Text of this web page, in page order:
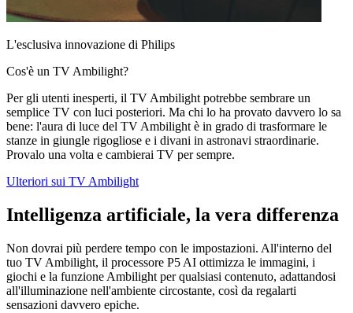
L'esclusiva innovazione di Philips
Cos'è un TV Ambilight?
Per gli utenti inesperti, il TV Ambilight potrebbe sembrare un
semplice TV con luci posteriori. Ma chi lo ha provato davvero lo sa
bene: l'aura di luce del TV Ambilight è in grado di trasformare le
stanze in giungle rigogliose e i divani in astronavi straordinarie.
Provalo una volta e cambierai TV per sempre.
Ulteriori sui TV Ambilight
Intelligenza artificiale, la vera differenza
Non dovrai più perdere tempo con le impostazioni. All'interno del
tuo TV Ambilight, il processore P5 AI ottimizza le immagini, i
giochi e la funzione Ambilight per qualsiasi contenuto, adattandosi
all'illuminazione nell'ambiente circostante, così da regalarti
sensazioni davvero epiche.